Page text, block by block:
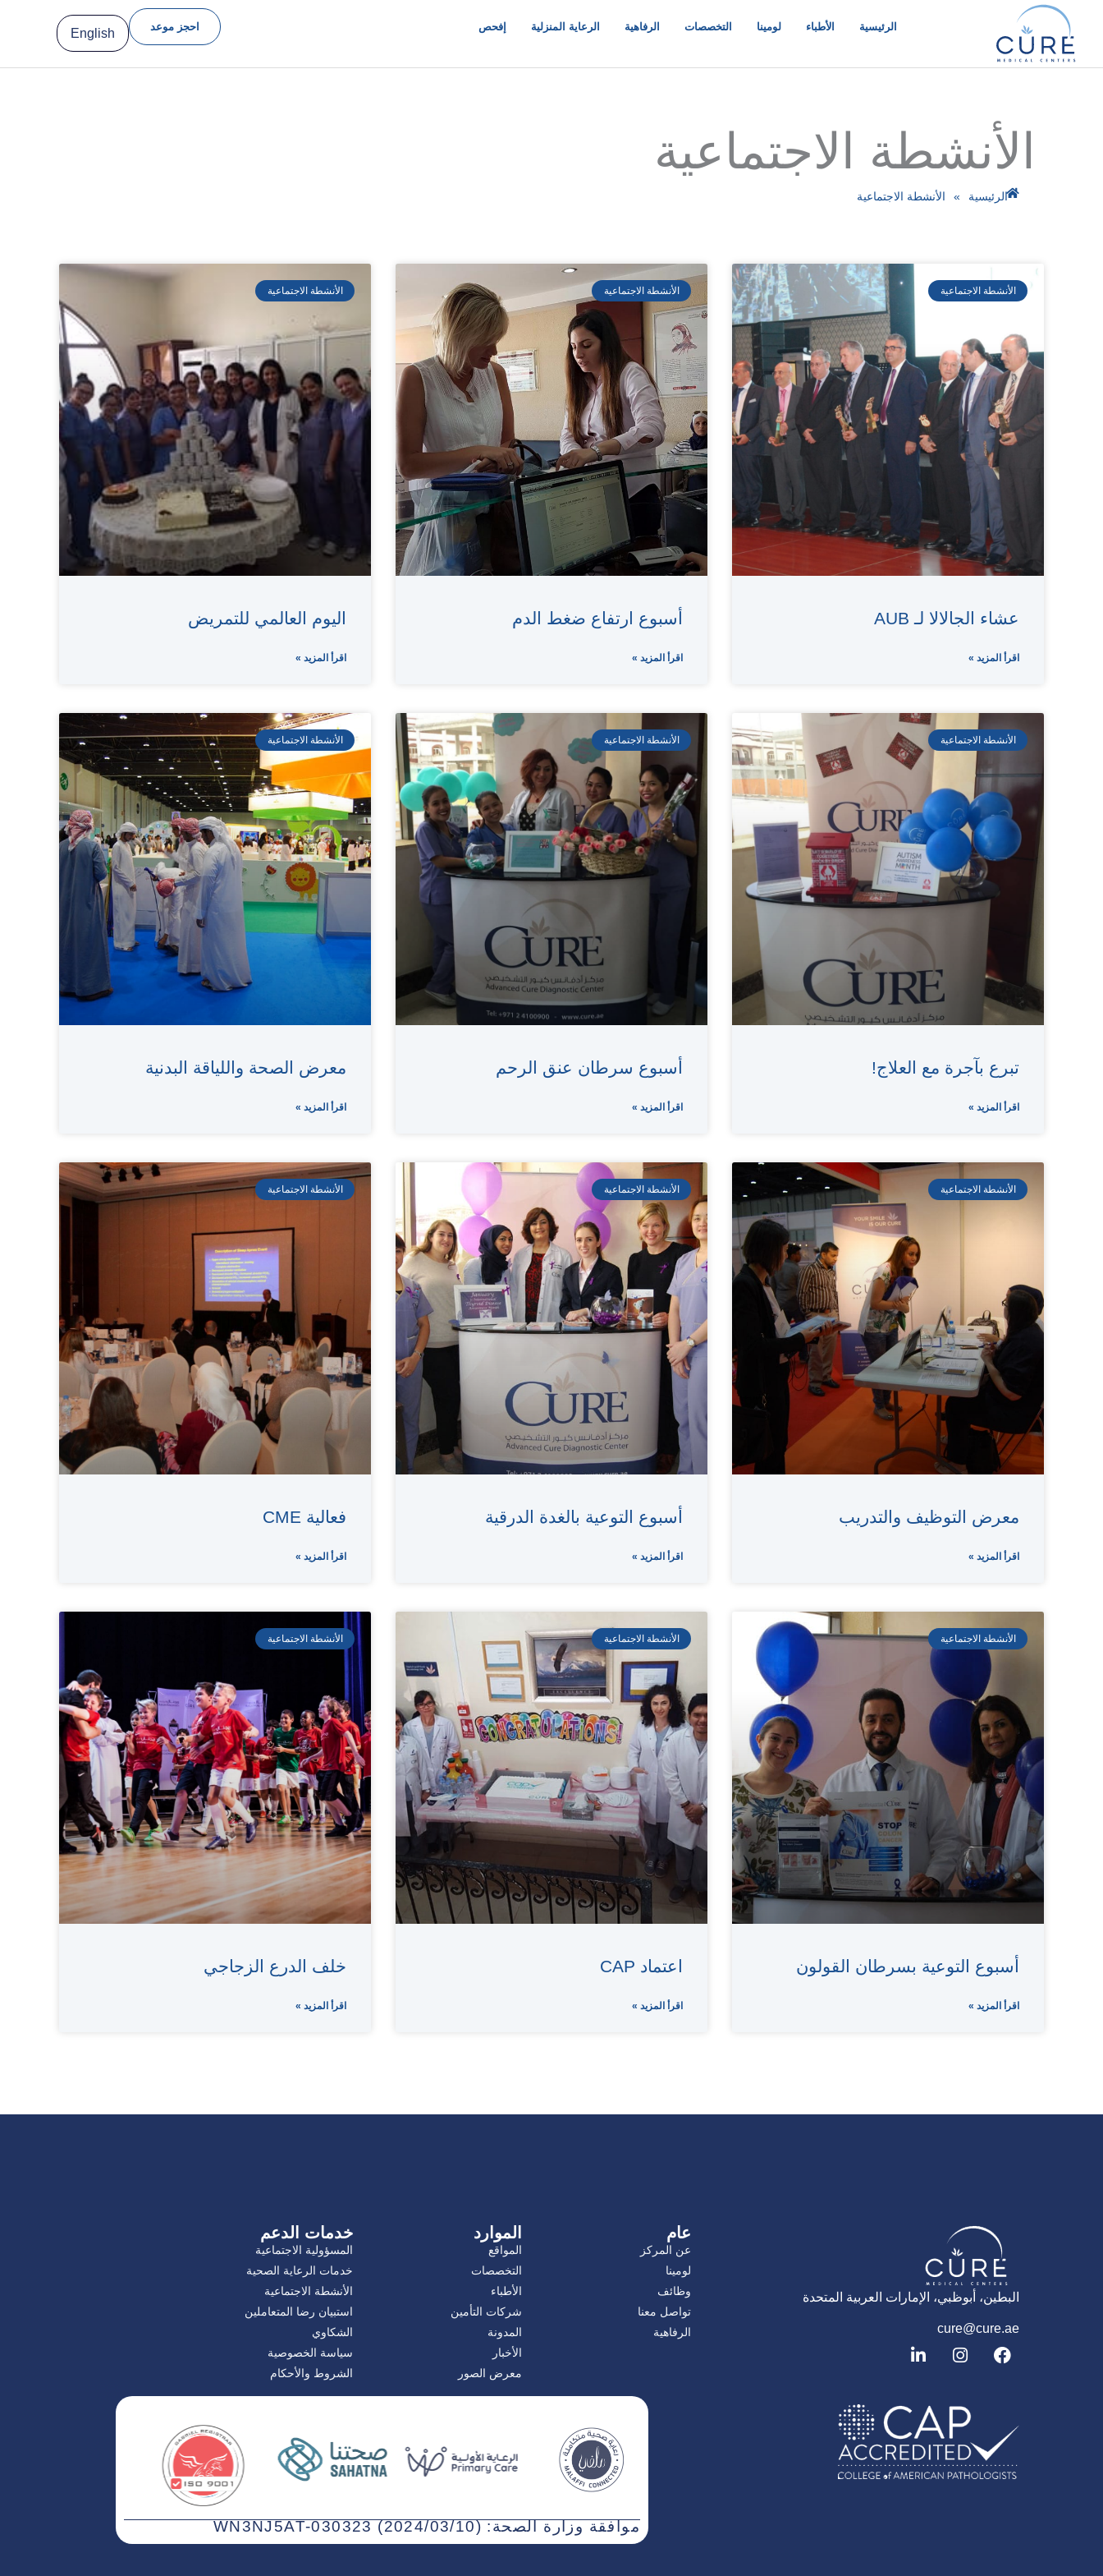
المحتوى
الرئيسية الأطباء لومينا التخصصات الرفاهية الرعاية المنزلية إفحص احجز موعد English
الأنشطة الاجتماعية
الرئيسية » الأنشطة الاجتماعية
الأنشطة الاجتماعية
عشاء الجالالا لـ AUB
اقرأ المزيد »
الأنشطة الاجتماعية
أسبوع ارتفاع ضغط الدم
اقرأ المزيد »
الأنشطة الاجتماعية
اليوم العالمي للتمريض
اقرأ المزيد »
الأنشطة الاجتماعية
تبرع بآجرة مع العلاج!
اقرأ المزيد »
الأنشطة الاجتماعية
أسبوع سرطان عنق الرحم
اقرأ المزيد »
الأنشطة الاجتماعية
معرض الصحة واللياقة البدنية
اقرأ المزيد »
الأنشطة الاجتماعية
معرض التوظيف والتدريب
اقرأ المزيد »
الأنشطة الاجتماعية
أسبوع التوعية بالغدة الدرقية
اقرأ المزيد »
الأنشطة الاجتماعية
فعالية CME
اقرأ المزيد »
الأنشطة الاجتماعية
أسبوع التوعية بسرطان القولون
اقرأ المزيد »
الأنشطة الاجتماعية
اعتماد CAP
اقرأ المزيد »
الأنشطة الاجتماعية
خلف الدرع الزجاجي
اقرأ المزيد »
البطين، أبوظبي، الإمارات العربية المتحدة
cure@cure.ae
ف
ي
ا
ن
غ
ر
ا
م
ل
ي
د
إ
ن
عام
عن المركز
لومينا
وظائف
تواصل معنا
الرفاهية
الموارد
المواقع
التخصصات
الأطباء
شركات التأمين
المدونة
الأخبار
معرض الصور
خدمات الدعم
المسؤولية الاجتماعية
خدمات الرعاية الصحية
الأنشطة الاجتماعية
استبيان رضا المتعاملين
الشكاوي
سياسة الخصوصية
الشروط والأحكام
موافقة وزارة الصحة: WN3NJ5AT-030323 (2024/03/10)